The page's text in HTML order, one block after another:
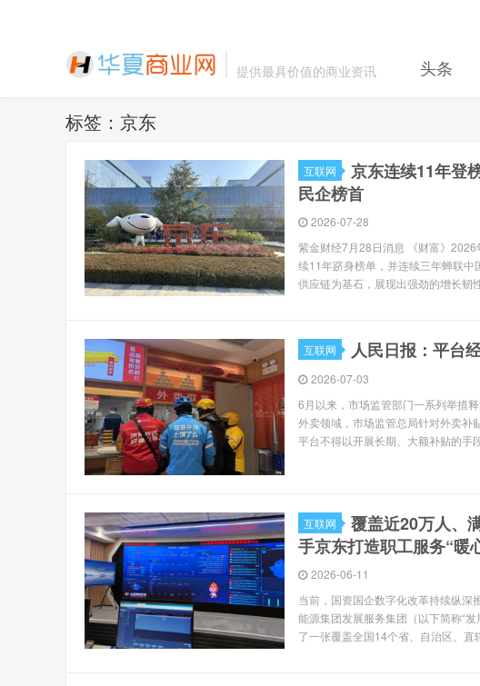
提供最具价值的商业资讯 头条
标签：京东
互联网
京东连续11年登
民企榜首
2026-07-28
紫金财经7月28日消息 《财富》
续11年跻身榜单，并连续三年蝉联中
供应链为基石，展现出强劲的增长韧
互联网 人民日报：平台
2026-07-03
6月以来，市场监管部门一系列举措
外卖领域，市场监管总局针对外卖补
平台不得以开展长期、大额补贴的手
互联网
覆盖近20万人、
手京东打造职工服务“暖
2026-06-11
当前，国资国企数字化改革持续纵深
能源集团发展服务集团（以下简称“
了一张覆盖全国14个省、自治区、直